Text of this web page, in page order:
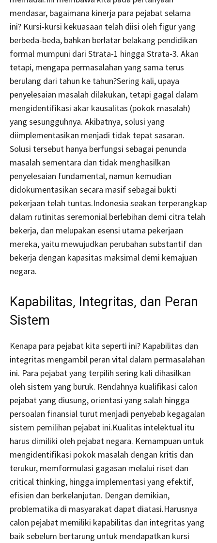
mendasar, bagaimana kinerja para pejabat selama
ini? Kursi-kursi kekuasaan telah diisi oleh figur yang
berbeda-beda, bahkan berlatar belakang pendidikan
formal mumpuni dari Strata-1 hingga Strata-3. Akan
tetapi, mengapa permasalahan yang sama terus
berulang dari tahun ke tahun?Sering kali, upaya
penyelesaian masalah dilakukan, tetapi gagal dalam
mengidentifikasi akar kausalitas (pokok masalah)
yang sesungguhnya. Akibatnya, solusi yang
diimplementasikan menjadi tidak tepat sasaran.
Solusi tersebut hanya berfungsi sebagai penunda
masalah sementara dan tidak menghasilkan
penyelesaian fundamental, namun kemudian
didokumentasikan secara masif sebagai bukti
pekerjaan telah tuntas.Indonesia seakan terperangkap
dalam rutinitas seremonial berlebihan demi citra telah
bekerja, dan melupakan esensi utama pekerjaan
mereka, yaitu mewujudkan perubahan substantif dan
bekerja dengan kapasitas maksimal demi kemajuan
negara.
Kapabilitas, Integritas, dan Peran
Sistem
Kenapa para pejabat kita seperti ini? Kapabilitas dan
integritas mengambil peran vital dalam permasalahan
ini. Para pejabat yang terpilih sering kali dihasilkan
oleh sistem yang buruk. Rendahnya kualifikasi calon
pejabat yang diusung, orientasi yang salah hingga
persoalan finansial turut menjadi penyebab kegagalan
sistem pemilihan pejabat ini.Kualitas intelektual itu
harus dimiliki oleh pejabat negara. Kemampuan untuk
mengidentifikasi pokok masalah dengan kritis dan
terukur, memformulasi gagasan melalui riset dan
critical thinking, hingga implementasi yang efektif,
efisien dan berkelanjutan. Dengan demikian,
problematika di masyarakat dapat diatasi.Harusnya
calon pejabat memiliki kapabilitas dan integritas yang
baik sebelum bertarung untuk mendapatkan kursi